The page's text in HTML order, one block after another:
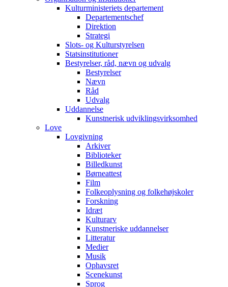
Kulturministeriets departement
Departementschef
Direktion
Strategi
Slots- og Kulturstyrelsen
Statsinstitutioner
Bestyrelser, råd, nævn og udvalg
Bestyrelser
Nævn
Råd
Udvalg
Uddannelse
Kunstnerisk udviklingsvirksomhed
Love
Lovgivning
Arkiver
Biblioteker
Billedkunst
Børneattest
Film
Folkeoplysning og folkehøjskoler
Forskning
Idræt
Kulturarv
Kunstneriske uddannelser
Litteratur
Medier
Musik
Ophavsret
Scenekunst
Sprog